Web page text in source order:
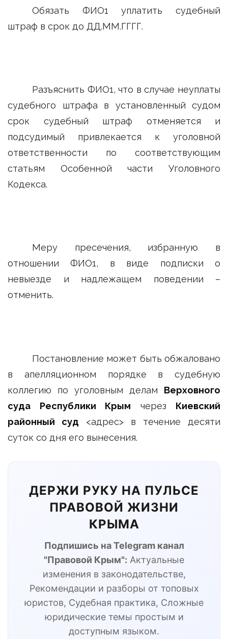
Обязать ФИО1 уплатить судебный
штраф в срок до ДД.ММ.ГГГГ.
Разъяснить ФИО1, что в случае неуплаты
судебного штрафа в установленный судом
срок судебный штраф отменяется и
подсудимый привлекается к уголовной
ответственности по соответствующим
статьям Особенной части Уголовного
Кодекса.
Меру пресечения, избранную в
отношении ФИО1, в виде подписки о
невыезде и надлежащем поведении –
отменить.
Постановление может быть обжаловано
в апелляционном порядке в судебную
коллегию по уголовным делам Верховного
суда Республики Крым через Киевский
районный суд <адрес> в течение десяти
суток со дня его вынесения.
ДЕРЖИ РУКУ НА ПУЛЬСЕ
ПРАВОВОЙ ЖИЗНИ
КРЫМА
Подпишись на Telegram канал
"Правовой Крым": Актуальные
изменения в законодательстве,
Рекомендации и разборы от топовых
юристов, Судебная практика, Сложные
юридические темы простым и
доступным языком.